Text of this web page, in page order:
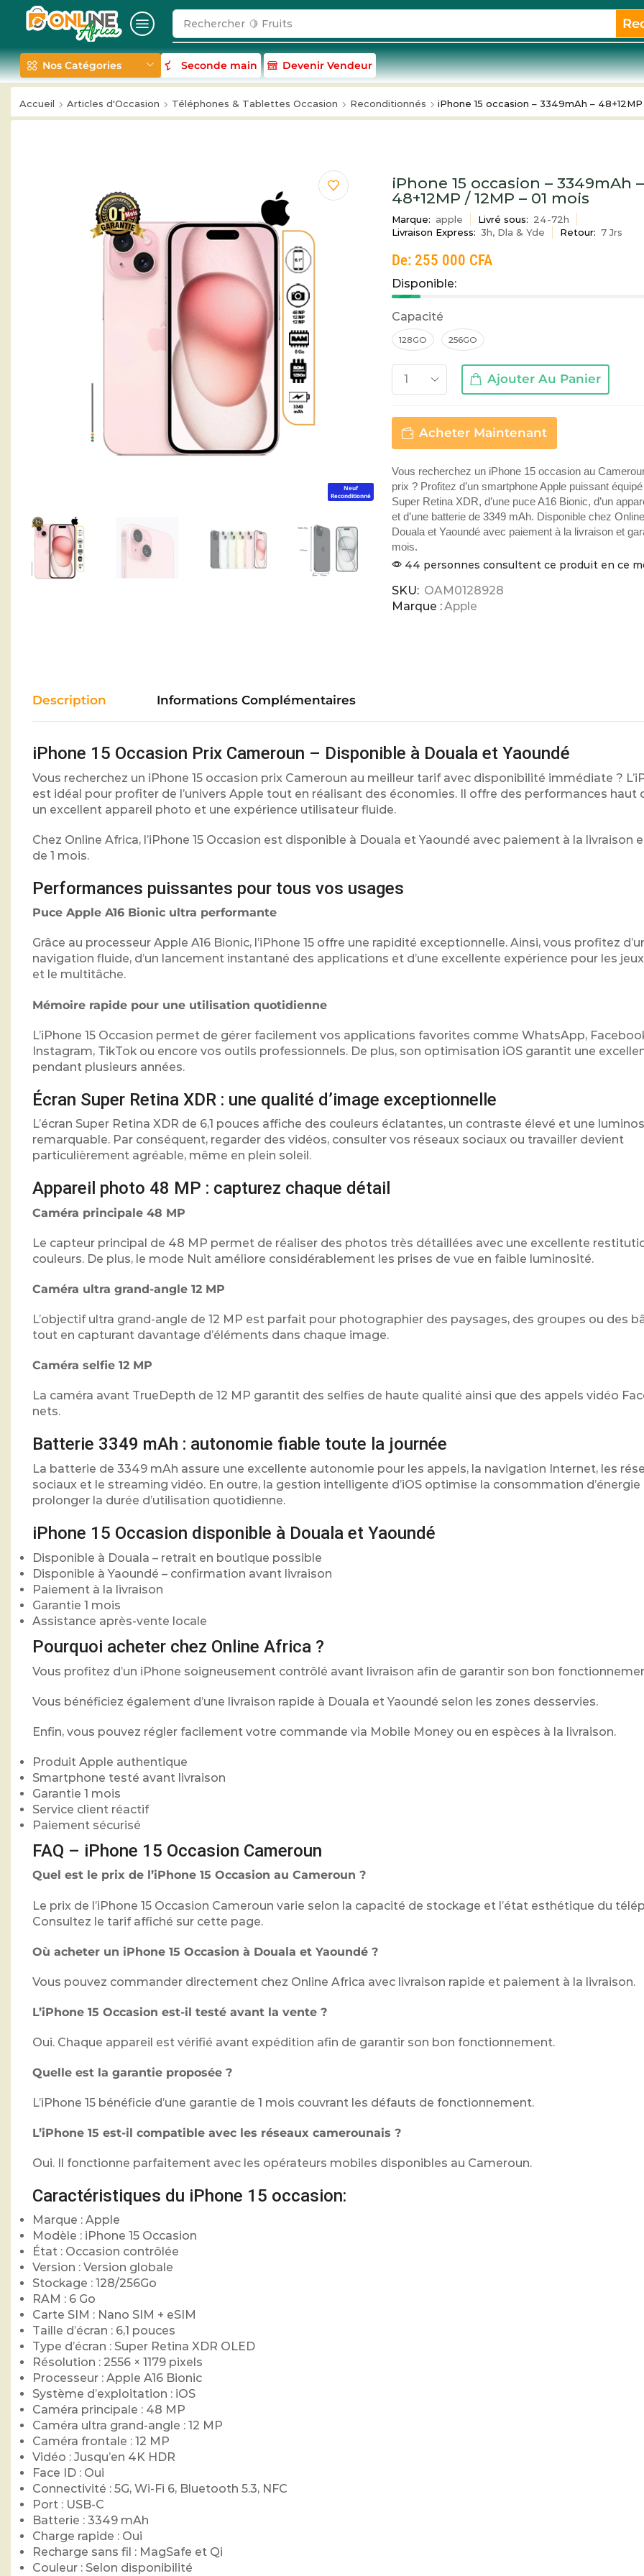
Rechercher 🥛 Milk
Nos Catégories Seconde main Devenir Vendeur
Accueil Articles d'Occasion Téléphones & Tablettes Occasion Reconditionnés iPhone 15 occasion – 3349mAh – 48+12MP
Neuf
Reconditionné
iPhone 15 occasion – 3349mAh –
48+12MP / 12MP – 01 mois
Marque: apple Livré sous: 24-72h
Livraison Express: 3h, Dla & Yde Retour: 7 Jrs
De:255 000 CFA
Disponible:
Capacité
128GO 256GO
Ajouter Au Panier
Acheter Maintenant
Vous recherchez un iPhone 15 occasion au
prix ? Profitez d’un smartphone Apple puissant équipé
Super Retina XDR, d’une puce A16 Bionic, d’un
et d’une batterie de 3349 mAh. Disponible chez
Douala et Yaoundé avec paiement à la livraison et
mois.
44 personnes consultent ce produit en ce
SKU: OAM0128928
Marque :Apple
Description Informations Complémentaires
iPhone 15 Occasion Prix Cameroun – Disponible à Douala et Yaoundé
Vous recherchez un iPhone 15 occasion prix Cameroun au meilleur tarif avec disponibilité immédiate ?
est idéal pour profiter de l’univers Apple tout en réalisant des économies. Il offre des performances haut
un excellent appareil photo et une expérience utilisateur fluide.
Chez Online Africa, l’iPhone 15 Occasion est disponible à Douala et Yaoundé avec paiement à la livraison
de 1 mois.
Performances puissantes pour tous vos usages
Puce Apple A16 Bionic ultra performante
Grâce au processeur Apple A16 Bionic, l’iPhone 15 offre une rapidité exceptionnelle. Ainsi, vous profitez
navigation fluide, d’un lancement instantané des applications et d’une excellente expérience pour les
et le multitâche.
Mémoire rapide pour une utilisation quotidienne
L’iPhone 15 Occasion permet de gérer facilement vos applications favorites comme WhatsApp,
Instagram, TikTok ou encore vos outils professionnels. De plus, son optimisation iOS garantit une
pendant plusieurs années.
Écran Super Retina XDR : une qualité d’image exceptionnelle
L’écran Super Retina XDR de 6,1 pouces affiche des couleurs éclatantes, un contraste élevé et une
remarquable. Par conséquent, regarder des vidéos, consulter vos réseaux sociaux ou travailler devient
particulièrement agréable, même en plein soleil.
Appareil photo 48 MP : capturez chaque détail
Caméra principale 48 MP
Le capteur principal de 48 MP permet de réaliser des photos très détaillées avec une excellente
couleurs. De plus, le mode Nuit améliore considérablement les prises de vue en faible luminosité.
Caméra ultra grand-angle 12 MP
L’objectif ultra grand-angle de 12 MP est parfait pour photographier des paysages, des groupes ou des
tout en capturant davantage d’éléments dans chaque image.
Caméra selfie 12 MP
La caméra avant TrueDepth de 12 MP garantit des selfies de haute qualité ainsi que des appels vidéo
nets.
Batterie 3349 mAh : autonomie fiable toute la journée
La batterie de 3349 mAh assure une excellente autonomie pour les appels, la navigation Internet, les
sociaux et le streaming vidéo. En outre, la gestion intelligente d’iOS optimise la consommation d’énergie
prolonger la durée d’utilisation quotidienne.
iPhone 15 Occasion disponible à Douala et Yaoundé
Disponible à Douala – retrait en boutique possible
Disponible à Yaoundé – confirmation avant livraison
Paiement à la livraison
Garantie 1 mois
Assistance après-vente locale
Pourquoi acheter chez Online Africa ?
Vous profitez d’un iPhone soigneusement contrôlé avant livraison afin de garantir son bon
Vous bénéficiez également d’une livraison rapide à Douala et Yaoundé selon les zones desservies.
Enfin, vous pouvez régler facilement votre commande via Mobile Money ou en espèces à la livraison.
Produit Apple authentique
Smartphone testé avant livraison
Garantie 1 mois
Service client réactif
Paiement sécurisé
FAQ – iPhone 15 Occasion Cameroun
Quel est le prix de l’iPhone 15 Occasion au Cameroun ?
Le prix de l’iPhone 15 Occasion Cameroun varie selon la capacité de stockage et l’état esthétique du
Consultez le tarif affiché sur cette page.
Où acheter un iPhone 15 Occasion à Douala et Yaoundé ?
Vous pouvez commander directement chez Online Africa avec livraison rapide et paiement à la livraison.
L’iPhone 15 Occasion est-il testé avant la vente ?
Oui. Chaque appareil est vérifié avant expédition afin de garantir son bon fonctionnement.
Quelle est la garantie proposée ?
L’iPhone 15 bénéficie d’une garantie de 1 mois couvrant les défauts de fonctionnement.
L’iPhone 15 est-il compatible avec les réseaux camerounais ?
Oui. Il fonctionne parfaitement avec les opérateurs mobiles disponibles au Cameroun.
Caractéristiques du iPhone 15 occasion:
Marque : Apple
Modèle : iPhone 15 Occasion
État : Occasion contrôlée
Version : Version globale
Stockage : 128/256Go
RAM : 6 Go
Carte SIM : Nano SIM + eSIM
Taille d’écran : 6,1 pouces
Type d’écran : Super Retina XDR OLED
Résolution : 2556 × 1179 pixels
Processeur : Apple A16 Bionic
Système d’exploitation : iOS
Caméra principale : 48 MP
Caméra ultra grand-angle : 12 MP
Caméra frontale : 12 MP
Vidéo : Jusqu’en 4K HDR
Face ID : Oui
Connectivité : 5G, Wi-Fi 6, Bluetooth 5.3, NFC
Port : USB-C
Batterie : 3349 mAh
Charge rapide : Oui
Recharge sans fil : MagSafe et Qi
Couleur : Selon disponibilité